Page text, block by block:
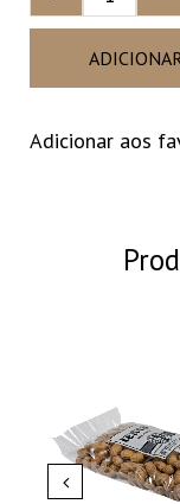
Adicionar aos